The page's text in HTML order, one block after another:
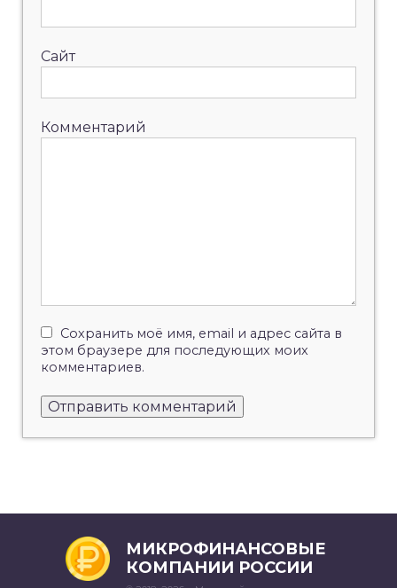
Сайт
Комментарий
Сохранить моё имя, email и адрес сайта в
этом браузере для последующих моих
комментариев.
МИКРОФИНАНСОВЫЕ
КОМПАНИИ РОССИИ